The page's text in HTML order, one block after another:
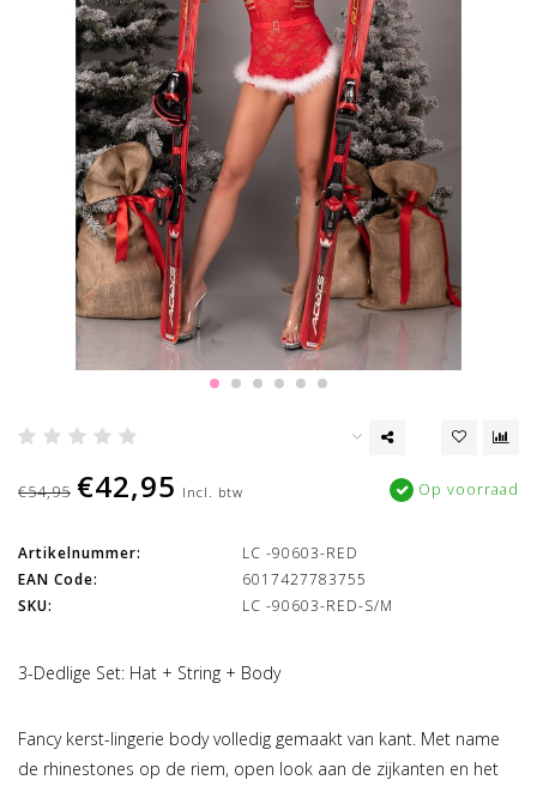
€54,95 €42,95 Incl. btw Op voorraad
Artikelnummer:
LC -90603-RED
EAN Code:
6017427783755
SKU:
LC -90603-RED-S/M
3-Dedlige Set: Hat + String + Body
Fancy kerst-lingerie body volledig gemaakt van kant. Met name
de rhinestones op de riem, open look aan de zijkanten en het